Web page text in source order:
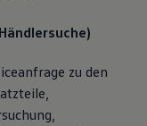
zu den